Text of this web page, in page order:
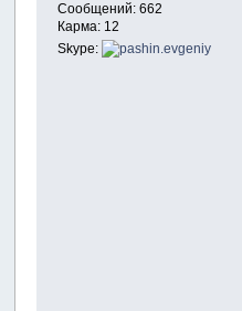
Сообщений: 662
Карма: 12
Skype: